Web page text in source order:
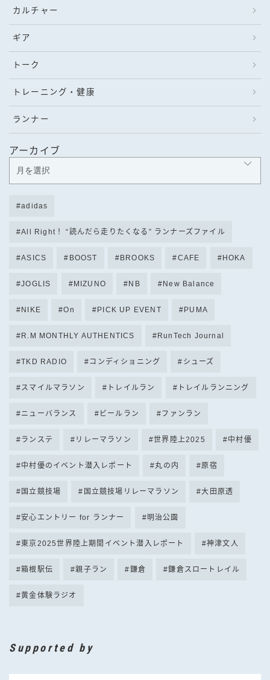
カルチャー
ギア
トーク
トレーニング・健康
ランナー
アーカイブ
adidas
All Right！ “読んだら走りたくなる” ランナーズファイル
ASICS BOOST BROOKS CAFE HOKA
JOGLIS MIZUNO NB New Balance
NIKE On PICK UP EVENT PUMA
R.M MONTHLY AUTHENTICS RunTech Journal
TKD RADIO コンディショニング シューズ
スマイルマラソン トレイルラン トレイルランニング
ニューバランス ビールラン ファンラン
ランステ リレーマラソン 世界陸上2025 中村優
中村優のイベント潜入レポート 丸の内 原宿
国立競技場 国立競技場リレーマラソン 大田原透
安心エントリー for ランナー 明治公園
東京2025世界陸上期間イベント潜入レポート 神津文人
箱根駅伝 親子ラン 鎌倉 鎌倉スロートレイル
黄金体験ラジオ
Supported by